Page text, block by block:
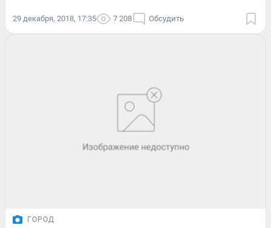
29 декабря, 2018, 17:35 7 208 Обсудить
ГОРОД